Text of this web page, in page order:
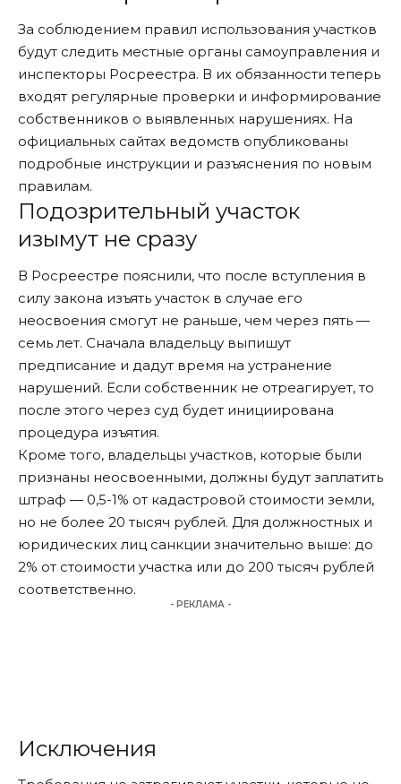
За соблюдением правил использования участков
будут следить местные органы самоуправления и
инспекторы Росреестра. В их обязанности теперь
входят регулярные проверки и информирование
собственников о выявленных нарушениях. На
официальных сайтах ведомств опубликованы
подробные инструкции и разъяснения по новым
правилам.
Подозрительный участок
изымут не сразу
В Росреестре пояснили, что после вступления в
силу закона изъять участок в случае его
неосвоения смогут не раньше, чем через пять —
семь лет. Сначала владельцу выпишут
предписание и дадут время на устранение
нарушений. Если собственник не отреагирует, то
после этого через суд будет инициирована
процедура изъятия.
Кроме того, владельцы участков, которые были
признаны неосвоенными, должны будут заплатить
штраф — 0,5-1% от кадастровой стоимости земли,
но не более 20 тысяч рублей. Для должностных и
юридических лиц санкции значительно выше: до
2% от стоимости участка или до 200 тысяч рублей
соответственно.
- РЕКЛАМА -
Исключения